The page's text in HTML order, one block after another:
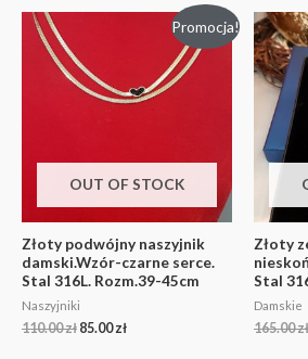
Promocja!
OUT OF STOCK
Złoty podwójny naszyjnik
damski.Wzór-czarne serce.
Stal 316L. Rozm.39-45cm
Naszyjniki
110.00zł 85.00zł
Złoty
Stal
Damskie
165.00zł